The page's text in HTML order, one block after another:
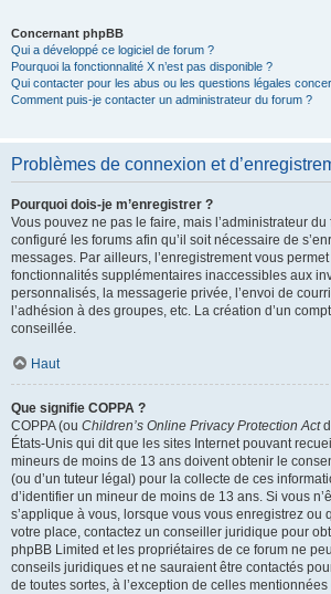
Concernant phpBB
Qui a développé ce logiciel de forum ?
Pourquoi la fonctionnalité X n’est pas disponible ?
Qui contacter pour les abus ou les questions légales
Comment puis-je contacter un administrateur du forum ?
Problèmes de connexion et
Pourquoi dois-je m’enregistrer ?
Vous pouvez ne pas le faire, mais l’administrateur
configuré les forums afin qu’il soit nécessaire de
messages. Par ailleurs, l’enregistrement vous
fonctionnalités supplémentaires inaccessibles aux
personnalisés, la messagerie privée, l’envoi de
l’adhésion à des groupes, etc. La création d’un
conseillée.
Haut
Que signifie COPPA ?
COPPA (ou Children’s Online Privacy Protection Act
États-Unis qui dit que les sites Internet pouvant
mineurs de moins de 13 ans doivent obtenir le
(ou d’un tuteur légal) pour la collecte de ces
d’identifier un mineur de moins de 13 ans. Si vous
s’applique à vous, lorsque vous vous enregistrez ou
votre place, contactez un conseiller juridique pour
phpBB Limited et les propriétaires de ce forum ne
conseils juridiques et ne sauraient être contactés
de toutes sortes, à l’exception de celles